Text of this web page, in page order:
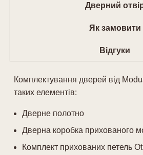
Дверний
Як замовити
Відгуки
Комплектування дверей від
таких елементів:
Дверне полотно
Дверна коробка прихованого
Комплект прихованих петель